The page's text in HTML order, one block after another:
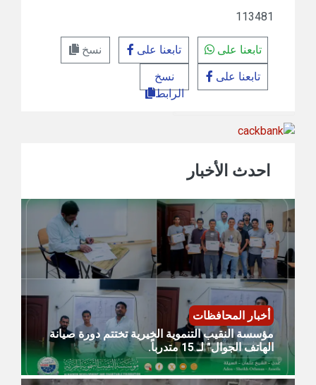
113481
تابعنا على تابعنا على
نسخ
تابعنا على
نسخ
الرابط
احدث الأخبار
أخبار المحافظات
مؤسسة النقيب التنموية الخيرية تختتم دورة صيانة
الهاتف الجوال" لـ 15 متدرباً.